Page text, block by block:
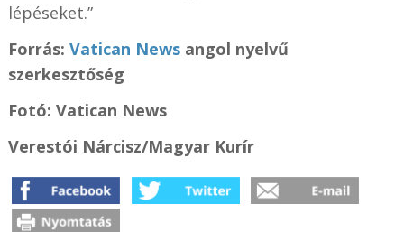
lépéseket.”
Forrás: Vatican News angol nyelvű
szerkesztőség
Fotó: Vatican News
Verestói Nárcisz/Magyar Kurír